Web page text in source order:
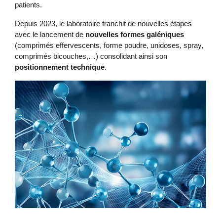
patients.
Depuis 2023, le laboratoire franchit de nouvelles étapes
avec le lancement de nouvelles formes galéniques
(comprimés effervescents, forme poudre, unidoses, spray,
comprimés bicouches,…) consolidant ainsi son
positionnement technique.